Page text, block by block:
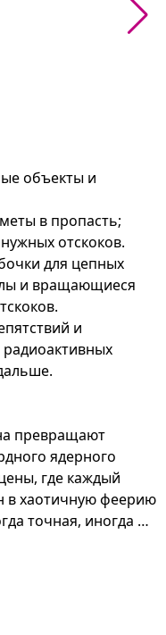
объекты и
в пропасть;
отскоков.
для цепных
и вращающиеся
и
превращают
ядерного
где каждый
в хаотичную феерию
точная, иногда
повод
бочки, порталы,